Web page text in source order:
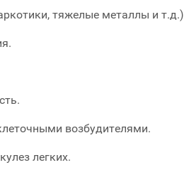
тяжелые металлы и т.д.)
возбудителями.
легких.